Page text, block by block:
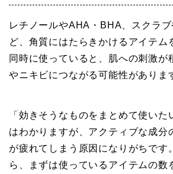
レチノールやAHA・BHA、スクラ
ど、角質にはたらきかけるアイテム
同時に使っていると、肌への刺激が
やニキビにつながる可能性がありま
「効きそうなものをまとめて使いた
はわかりますが、アクティブな成分
が疲れてしまう原因になりがちです
ら、まずは使っているアイテムの数